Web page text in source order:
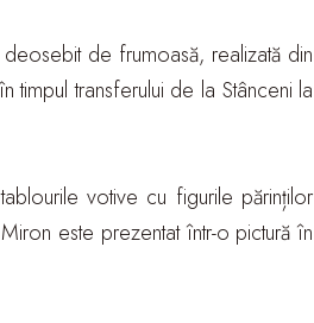
de frumoasă, realizată din
transferului de la Stânceni la
votive cu figurile părinților
este prezentat într-o pictură în